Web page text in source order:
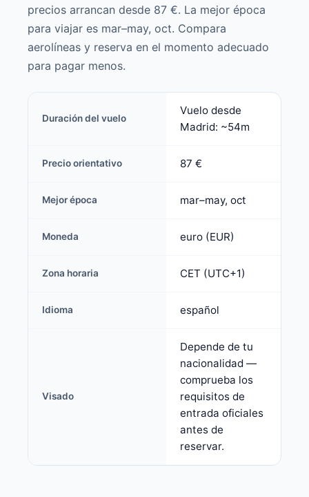
precios arrancan desde 87 €. La mejor época
para viajar es mar–may, oct. Compara
aerolíneas y reserva en el momento adecuado
para pagar menos.
Duración del vuelo
Vuelo desde
Madrid: ~54m
Precio orientativo 87 €
Mejor época mar–may, oct
Moneda euro (EUR)
Zona horaria CET (UTC+1)
Idioma español
Visado
Depende de tu
nacionalidad —
comprueba los
requisitos de
entrada oficiales
antes de
reservar.